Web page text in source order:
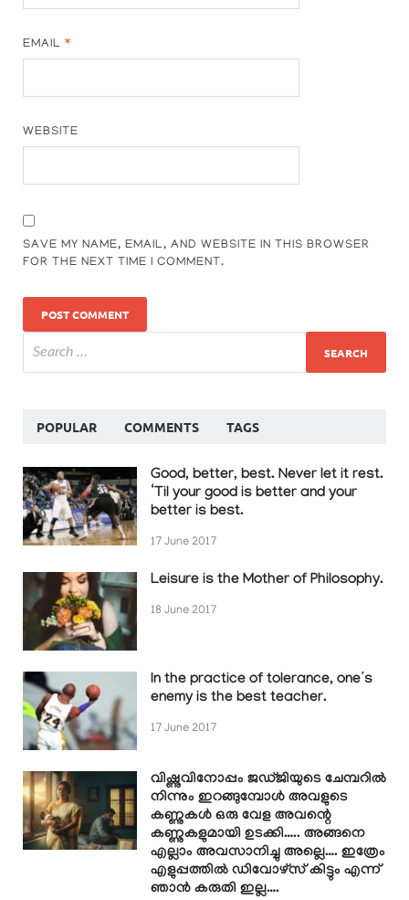
EMAIL*
WEBSITE
SAVE MY NAME, EMAIL, AND WEBSITE IN THIS BROWSER
FOR THE NEXT TIME I COMMENT.
POPULAR COMMENTS TAGS
Good, better, best. Never let it rest.
‘Til your good is better and your
better is best.
17 June 2017
Leisure is the Mother of Philosophy.
18 June 2017
In the practice of tolerance, one’s
enemy is the best teacher.
17 June 2017
വിഷ്ണുവിനോപ്പം ജഡ്ജിയുടെ ചേമ്പറിൽ
നിന്നും ഇറങ്ങുമ്പോൾ അവളുടെ
കണ്ണുകൾ ഒരു വേള അവന്റെ
കണ്ണുകളുമായി ഉടക്കി….. അങ്ങനെ
എല്ലാം അവസാനിച്ചു അല്ലെ…. ഇത്രേം
എളുപ്പത്തിൽ ഡിവോഴ്സ് കിട്ടും എന്ന്
ഞാൻ കരുതി ഇല്ല….